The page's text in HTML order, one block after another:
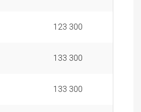
123 300
133 300
133 300